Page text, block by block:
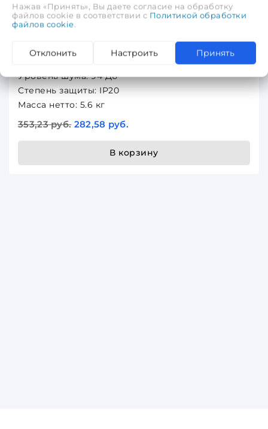
(1,4кВт, ремень, 3Т нож , велос. руль, полуавт. гол
.)
Мощность двигателя: 1400 Вт
Частота вращения на холостом ходу: 8100 об/мин
Уровень шума: 94 Дб
Степень защиты: IP20
Масса нетто: 5.6 кг
353,23 руб. 282,58 руб.
В корзину
Нажав «Принять», Вы даете согласие на обработку
файлов cookie в соответствии с Политикой обработки
файлов cookie
Отклонить Настроить Принять